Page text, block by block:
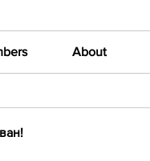
About